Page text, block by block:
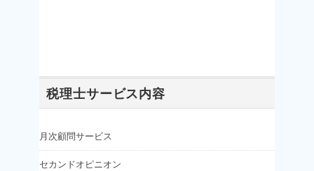
税理士サービス内容
月次顧問サービス
セカンドオピニオン